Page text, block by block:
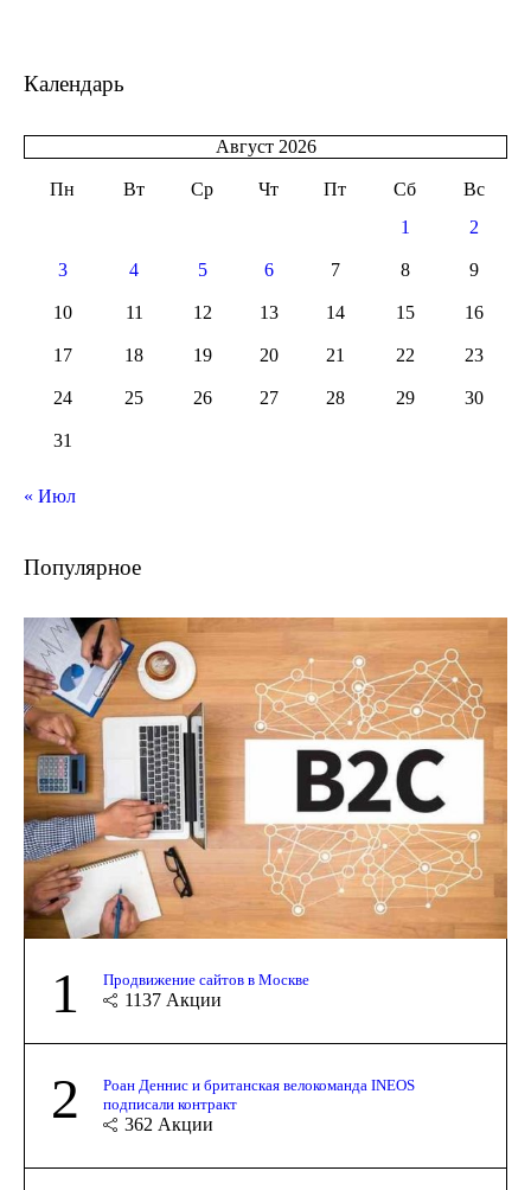
Календарь
Август 2026
Пн Вт Ср Чт Пт Сб
Вс
1
2
3 4 5 6 7 8 9
10 11 12 13 14 15 16
17 18 19 20 21 22 23
24 25 26 27 28 29 30
31
« Июл
Популярное
1 Продвижение сайтов в Москве
1137 Акции
2
Роан Деннис и британская велокоманда INEOS
подписали контракт
362 Акции